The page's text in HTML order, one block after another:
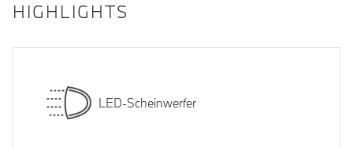
HIGHLIGHTS
LED-Scheinwerfer